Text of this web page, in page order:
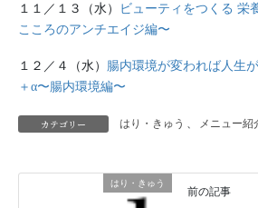
１１／１３（水）
ビューティをつくる 栄
こころのアンチエイジ編〜
１２／４（水）
腸内環境が変われば人生
＋α〜腸内環境編〜
カテゴリー はり・きゅう メニュー紹
はり・きゅう
前の記事